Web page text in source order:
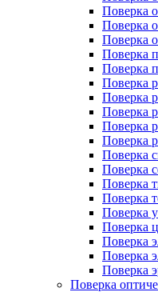
Поверка
Поверка
Поверка
Поверка
Поверка
Поверка
Поверка
Поверка
Поверка
Поверка
Поверка
Поверка
Поверка
Поверка
Поверка
Поверка
Поверка
Поверка
Поверка
Поверка